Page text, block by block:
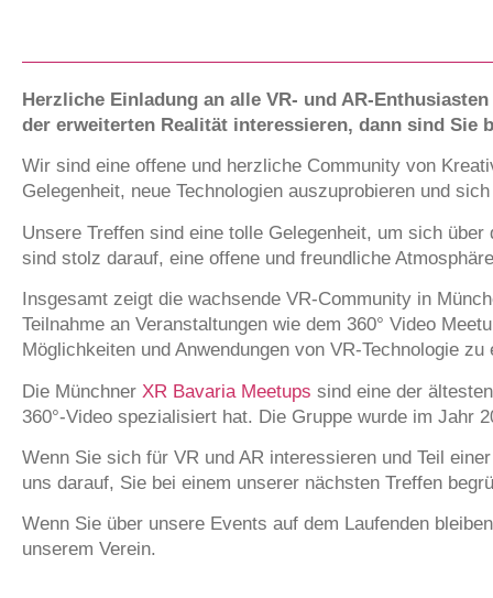
Herzliche Einladung an alle VR- und AR-
der erweiterten Realität interessieren, dann sind Sie
Wir sind eine offene und herzliche Community von
Gelegenheit, neue Technologien auszuprobieren und
Unsere Treffen sind eine tolle Gelegenheit, um sich
sind stolz darauf, eine offene und freundliche
Insgesamt zeigt die wachsende VR-Community in
Teilnahme an Veranstaltungen wie dem 360° Video
Möglichkeiten und Anwendungen von VR-Technologie zu
Die Münchner XR Bavaria Meetups sind eine der
360°-Video spezialisiert hat. Die Gruppe wurde im Jahr
Wenn Sie sich für VR und AR interessieren und Teil
uns darauf, Sie bei einem unserer nächsten Treffen
Wenn Sie über unsere Events auf dem Laufenden
unserem Verein.